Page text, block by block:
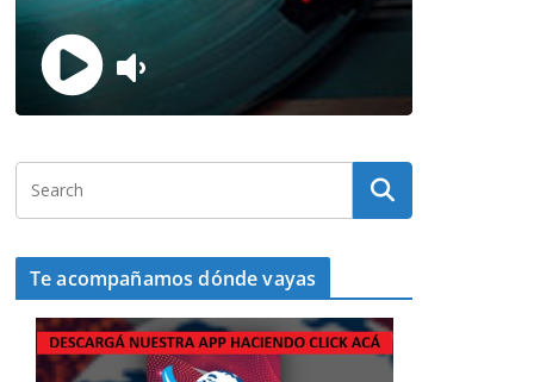
Te acompañamos dónde vayas